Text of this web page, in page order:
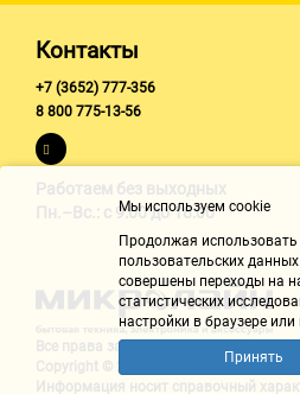
Дополнительная информация
различные цветовые решения
Контакты
+7 (3652) 777-356
8 800 775-13-56
Работаем без выходных
Пн.–Вс.: с 9:00 до 18:00
Все права защищены "Микролайн"
Copyright © 2002-2026
Информация носит справочный
Мы используем cookie
Продолжая использовать
пользовательских
совершены переходы на
статистических
настройки в браузере или
Принять